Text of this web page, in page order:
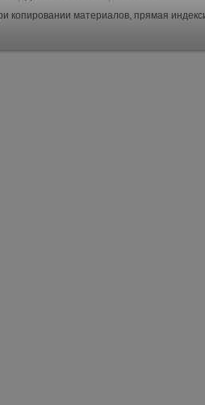
копировании материалов, прямая